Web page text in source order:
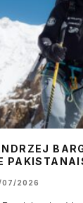
07/2026